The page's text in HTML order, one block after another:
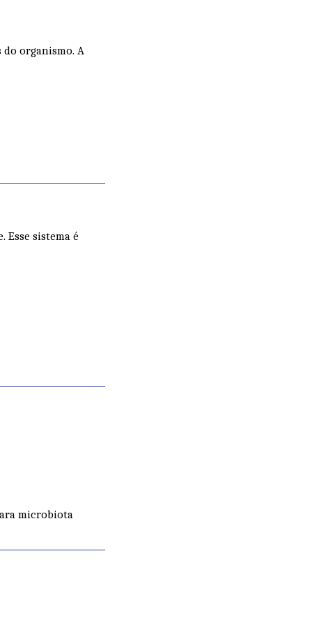
organismo. A
sistema é
microbiota